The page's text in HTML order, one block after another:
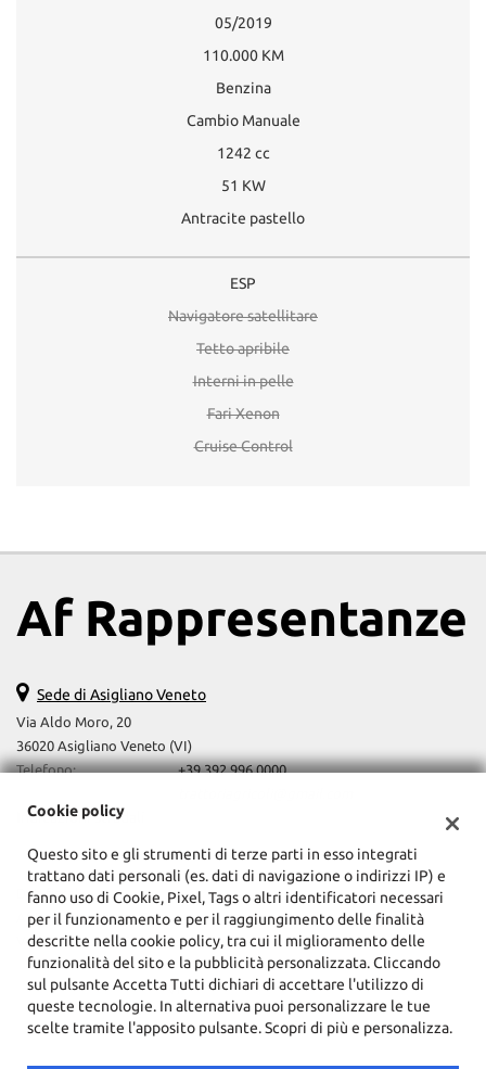
05/2019
110.000 KM
Benzina
Cambio Manuale
1242 cc
51 KW
Antracite pastello
ESP
Navigatore satellitare
Tetto apribile
Interni in pelle
Fari Xenon
Cruise Control
Af Rappresentanze
Sede di Asigliano Veneto
Via Aldo Moro, 20
36020 Asigliano Veneto (VI)
Telefono:
+39 392 996 0000
Indicazioni stradali
Dati fiscali:
Af Rappresentanze Srls
Via Aldo Moro, 20, Asigliano Veneto (VI)
C.F/P.IVA:04187200243
Registro delle imprese:VI
Cookie policy
Questo sito e gli strumenti di terze parti in esso integrati
trattano dati personali (es. dati di navigazione o indirizzi IP) e
fanno uso di Cookie, Pixel, Tags o altri identificatori necessari
per il funzionamento e per il raggiungimento delle finalità
descritte nella cookie policy, tra cui il miglioramento delle
funzionalità del sito e la pubblicità personalizzata. Cliccando
sul pulsante Accetta Tutti dichiari di accettare l'utilizzo di
queste tecnologie. In alternativa puoi personalizzare le tue
scelte tramite l'apposito pulsante. Scopri di più e personalizza.